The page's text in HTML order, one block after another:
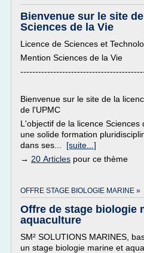
Bienvenue sur le site
Sciences de la Vie
Licence de Sciences et
Mention Sciences de la Vie
Bienvenue sur le site de la
de l'UPMC
L'objectif de la licence
une solide formation
dans ses... [suite...]
→ 20 Articles pour ce thème
OFFRE STAGE BIOLOGIE MARINE »
Offre de stage biologie
aquaculture
SM² SOLUTIONS MARINES,
un stage biologie marine et